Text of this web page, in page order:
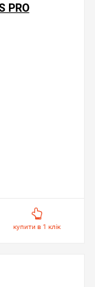
PRO
купити в 1 клік